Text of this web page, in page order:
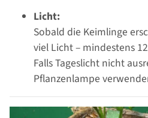
Licht:
Sobald die Keimlinge
viel Licht – mindestens
Falls Tageslicht nicht
Pflanzenlampe